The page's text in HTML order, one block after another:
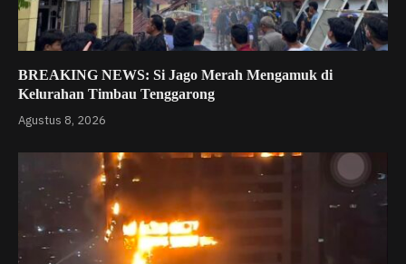
BREAKING NEWS: Si Jago Merah Mengamuk di
Kelurahan Timbau Tenggarong
Agustus 8, 2026